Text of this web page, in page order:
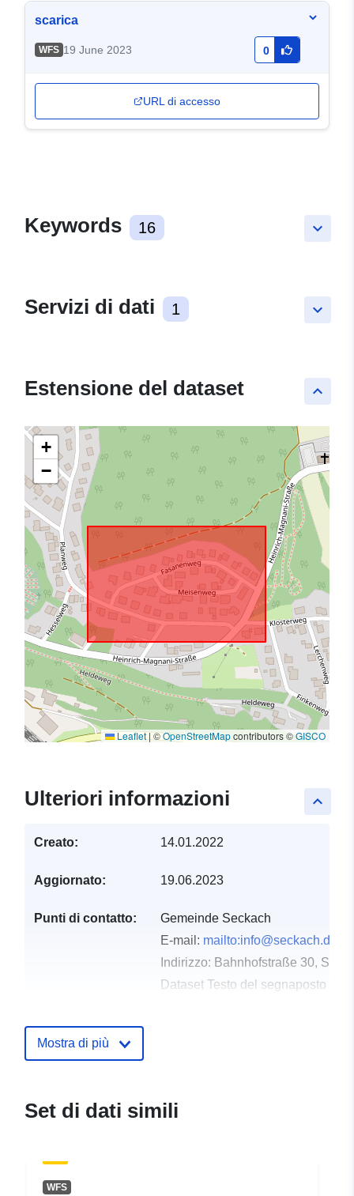
scarica
WFS 19 June 2023 0
URL di accesso
keyboard_arrow_down
Keywords 16
keyboard_arrow_down
Servizi di dati 1
keyboard_arrow_up
Estensione del dataset
+
−
Leaflet | ©OpenStreetMapcontributors ©GISCO
keyboard_arrow_up
Ulteriori informazioni
Creato: 14.01.2022
Aggiornato: 19.06.2023
Punti di contatto:
Gemeinde Seckach
E-mail: mailto:info@seckach.de
Indirizzo: Bahnhofstraße 30,
Dataset Testo del segnaposto
Registro del
catalogo:
03 August 2026
Mostra di più
Set di dati simili
WFS